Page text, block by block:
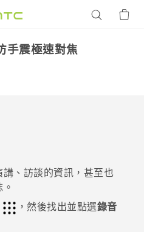
手震極速對焦‎
講、訪談的資訊，甚至也
，然後找出並點選錄音